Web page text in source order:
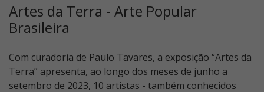
Artes da Terra - Arte Popular
Brasileira
Com curadoria de Paulo Tavares, a exposição “Artes da
Terra” apresenta, ao longo dos meses de junho a
setembro de 2023, 10 artistas - também conhecidos